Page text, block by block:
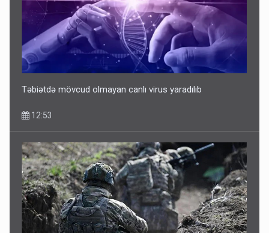
Təbiətdə mövcud olmayan canlı virus yaradılıb
12:53